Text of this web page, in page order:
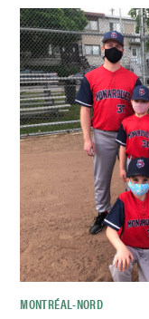
MONTRÉAL-NORD